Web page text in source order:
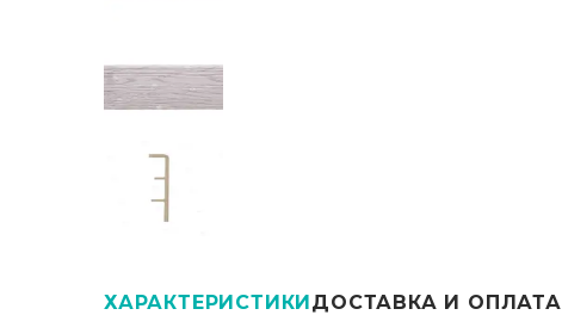
ХАРАКТЕРИСТИКИДОСТАВКА И ОПЛАТА